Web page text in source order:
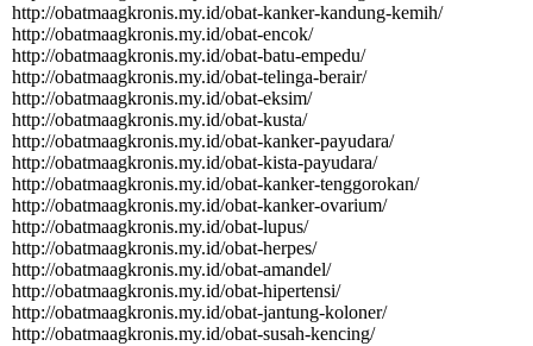
http:­//­obatmaagkronis.­my.­id/­obat-­kanker-­kandung-­kemih/­
http:­//­obatmaagkronis.­my.­id/­obat-­encok/­
http:­//­obatmaagkronis.­my.­id/­obat-­batu-­empedu/­
http:­//­obatmaagkronis.­my.­id/­obat-­telinga-­berair/­
http:­//­obatmaagkronis.­my.­id/­obat-­eksim/­
http:­//­obatmaagkronis.­my.­id/­obat-­kusta/­
http:­//­obatmaagkronis.­my.­id/­obat-­kanker-­payudara/­
http:­//­obatmaagkronis.­my.­id/­obat-­kista-­payudara/­
http:­//­obatmaagkronis.­my.­id/­obat-­kanker-­tenggorokan/­
http:­//­obatmaagkronis.­my.­id/­obat-­kanker-­ovarium/­
http:­//­obatmaagkronis.­my.­id/­obat-­lupus/­
http:­//­obatmaagkronis.­my.­id/­obat-­herpes/­
http:­//­obatmaagkronis.­my.­id/­obat-­amandel/­
http:­//­obatmaagkronis.­my.­id/­obat-­hipertensi/­
http:­//­obatmaagkronis.­my.­id/­obat-­jantung-­koloner/­
http:­//­obatmaagkronis.­my.­id/­obat-­susah-­kencing/­ ‎